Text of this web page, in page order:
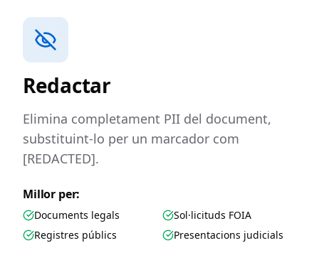
Redactar
Elimina completament PII del document,
substituint-lo per un marcador com
[REDACTED].
Millor per:
Documents legals
Sol·licituds FOIA
Registres públics
Presentacions judicials